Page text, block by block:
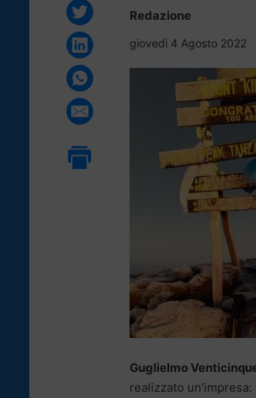
Redazione
giovedì 4 Agosto 2022
Guglielmo
realizzato